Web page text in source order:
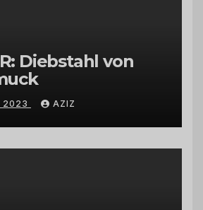
Diebstahl von
2023 AZIZ